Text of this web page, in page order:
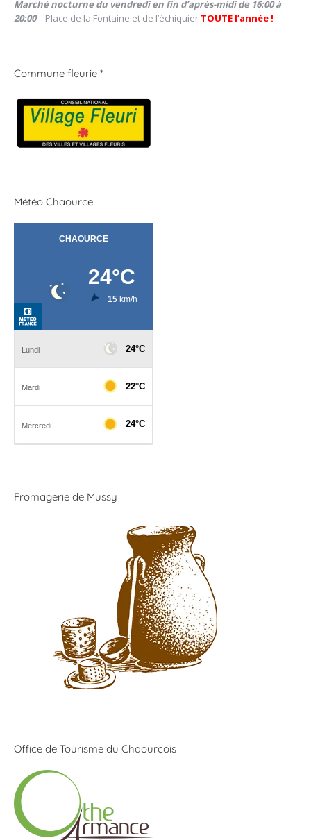
Marché nocturne du vendredi en fin d’après-midi de 16:00 à
20:00– Place de la Fontaine et de l’échiquier TOUTE l’année !
Commune fleurie *
Météo Chaource
Fromagerie de Mussy
Office de Tourisme du Chaourçois